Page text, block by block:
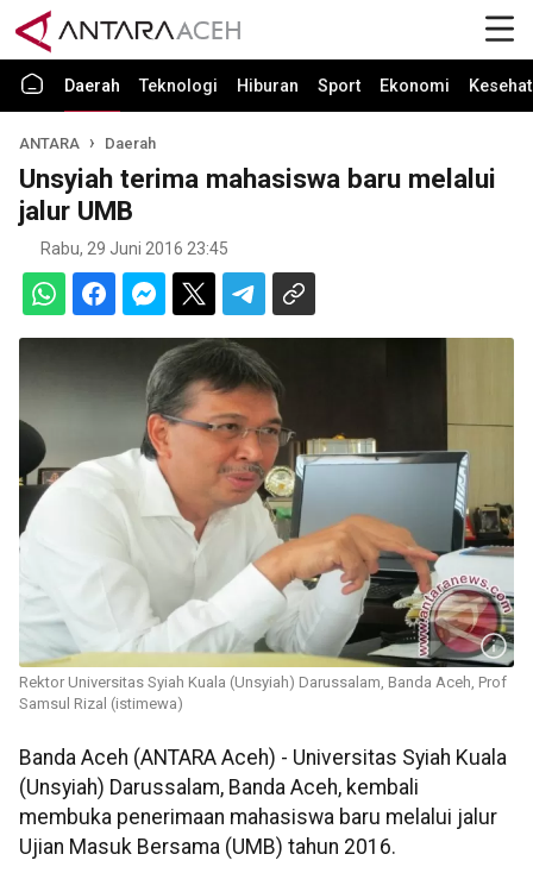
Daerah Teknologi Hiburan Sport Ekonomi
ANTARA Daerah
Unsyiah terima mahasiswa baru melalui
jalur UMB
Rabu, 29 Juni 2016 23:45
Rektor Universitas Syiah Kuala (Unsyiah) Darussalam, Banda Aceh, Prof
Samsul Rizal (istimewa)
Banda Aceh (ANTARA Aceh) - Universitas Syiah Kuala
(Unsyiah) Darussalam, Banda Aceh, kembali
membuka penerimaan mahasiswa baru melalui jalur
Ujian Masuk Bersama (UMB) tahun 2016.